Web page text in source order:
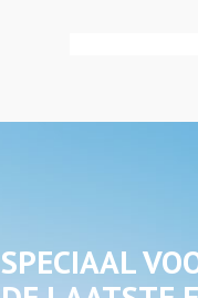
SPECIAAL